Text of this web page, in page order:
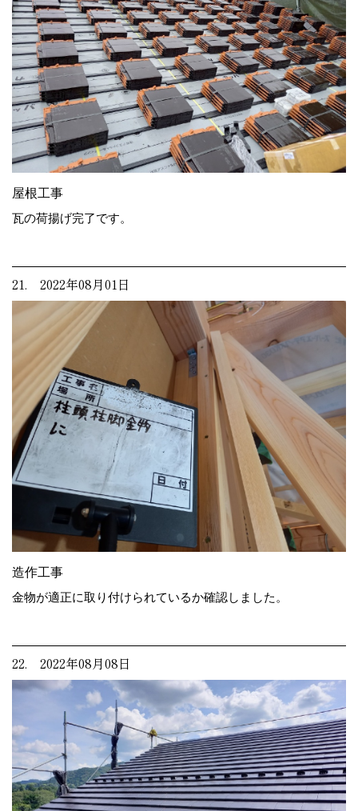
屋根工事
瓦の荷揚げ完了です。
21. 2022年08月01日
造作工事
金物が適正に取り付けられているか確認しました。
22. 2022年08月08日